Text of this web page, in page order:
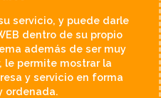
servicio, y puede darle
dentro de su propio
además de ser muy
le permite mostrar la
y servicio en forma
ordenada.